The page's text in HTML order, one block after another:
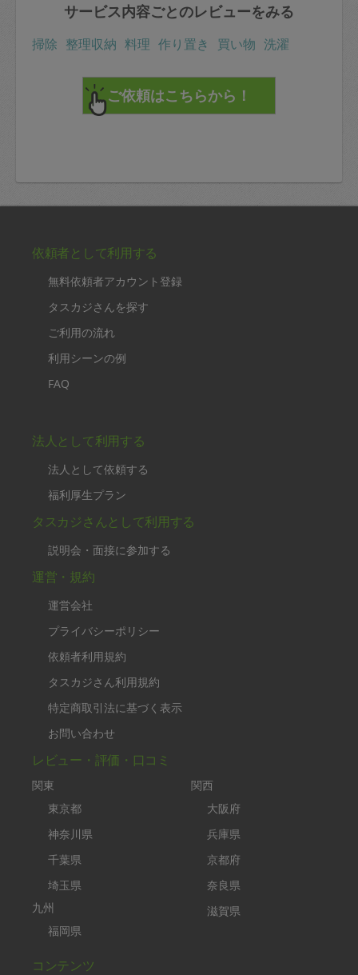
サービス内容ごとのレビューをみる
掃除 整理収納 料理 作り置き 買い物 洗濯
依頼者として利用する
無料依頼者アカウント登録
タスカジさんを探す
ご利用の流れ
利用シーンの例
FAQ
法人として利用する
法人として依頼する
福利厚生プラン
タスカジさんとして利用する
説明会・面接に参加する
運営・規約
運営会社
プライバシーポリシー
依頼者利用規約
タスカジさん利用規約
特定商取引法に基づく表示
お問い合わせ
レビュー・評価・口コミ
関東
東京都
神奈川県
千葉県
埼玉県
九州
福岡県
関西
大阪府
兵庫県
京都府
奈良県
滋賀県
コンテンツ